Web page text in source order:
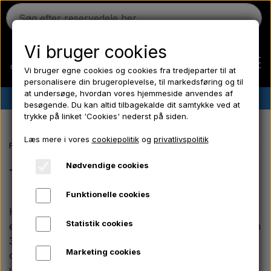
Ferguson
Massey Ferguson
✔︎ Dansk lager✔︎ Hurtig levering ✔︎ Lave priser
Forside Massey Ferguson reservedele MF 35 reservedele
Transfers, Emblemer & Kromdele
Hos Aparts finder du et bredt udvalg af transfers,
emblemer og blanke kromdele til din Massey Ferguson
35. Sortimentet dækker frontemblemer transfers sæt,
og kromdele, der passer nøjagtigt på din MF 35
Vi bruger cookies
Vi bruger egne cookies og cookies fra tredjeparter til at
personalisere din brugeroplevelse, til markedsføring og til
at undersøge, hvordan vores hjemmeside anvendes af
besøgende. Du kan altid tilbagekalde dit samtykke ved at
trykke på linket 'Cookies' nederst på siden.
Læs mere i vores cookiepolitikog privatlivspolitik
Nødvendige cookies
Funktionelle cookies
Statistik cookies
Marketing cookies